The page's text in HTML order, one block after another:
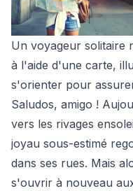
Un voyageur solitaire
à l'aide d'une carte,
s'orienter pour
Saludos, amigo !
vers les rivages
joyau sous-estimé
dans ses rues. Mais
s'ouvrir à nouveau